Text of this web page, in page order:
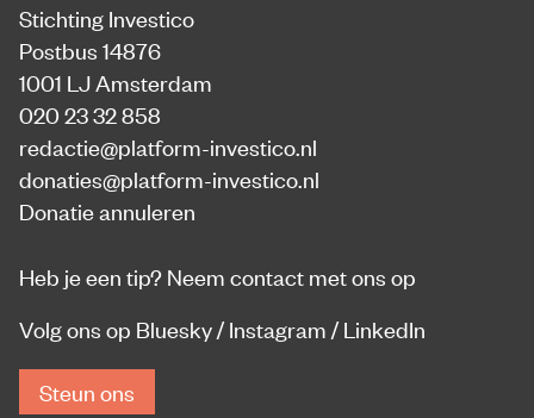
Stichting Investico
Postbus 14876
1001 LJ Amsterdam
020 23 32 858
redactie@platform-investico.nl
donaties@platform-investico.nl
Donatie annuleren
Heb je een tip? Neem contact met ons op
Volg ons op Bluesky/ Instagram / LinkedIn
Steun ons